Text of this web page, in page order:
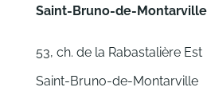
Saint-Bruno-de-Montarville
53, ch. de la Rabastalière Est
Saint-Bruno-de-Montarville